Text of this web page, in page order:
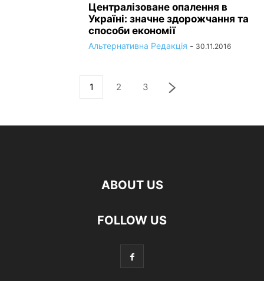
Централізоване опалення в
Україні: значне здорожчання та
способи економії
Альтернативна Редакція - 30.11.2016
1 2 3
ABOUT US
FOLLOW US